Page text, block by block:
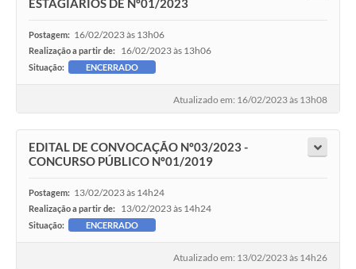
ESTAGIÁRIOS DE Nº01/2023
Postagem: 16/02/2023 às 13h06
Realização a partir de: 16/02/2023 às 13h06
Situação: ENCERRADO
Atualizado em: 16/02/2023 às 13h08
EDITAL DE CONVOCAÇÃO Nº03/2023 -
CONCURSO PÚBLICO Nº01/2019
Postagem: 13/02/2023 às 14h24
Realização a partir de: 13/02/2023 às 14h24
Situação: ENCERRADO
Atualizado em: 13/02/2023 às 14h26